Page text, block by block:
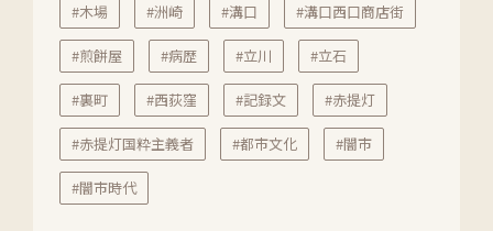
#木場 #洲崎 #溝口 #溝口西口商店街
#煎餅屋 #病歴 #立川 #立石
#裏町 #西荻窪 #記録文 #赤提灯
#赤提灯国粋主義者 #都市文化 #闇市
#闇市時代